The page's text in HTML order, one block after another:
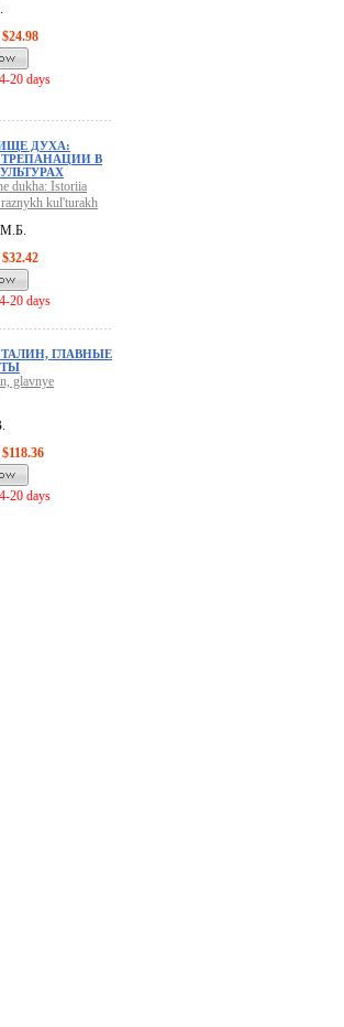
$24.98
20 days
ДУХА:
В
dukha: Istoriia
kul'turakh
М.Б.
$32.42
20 days
ГЛАВНЫЕ
glavnye
$118.36
20 days